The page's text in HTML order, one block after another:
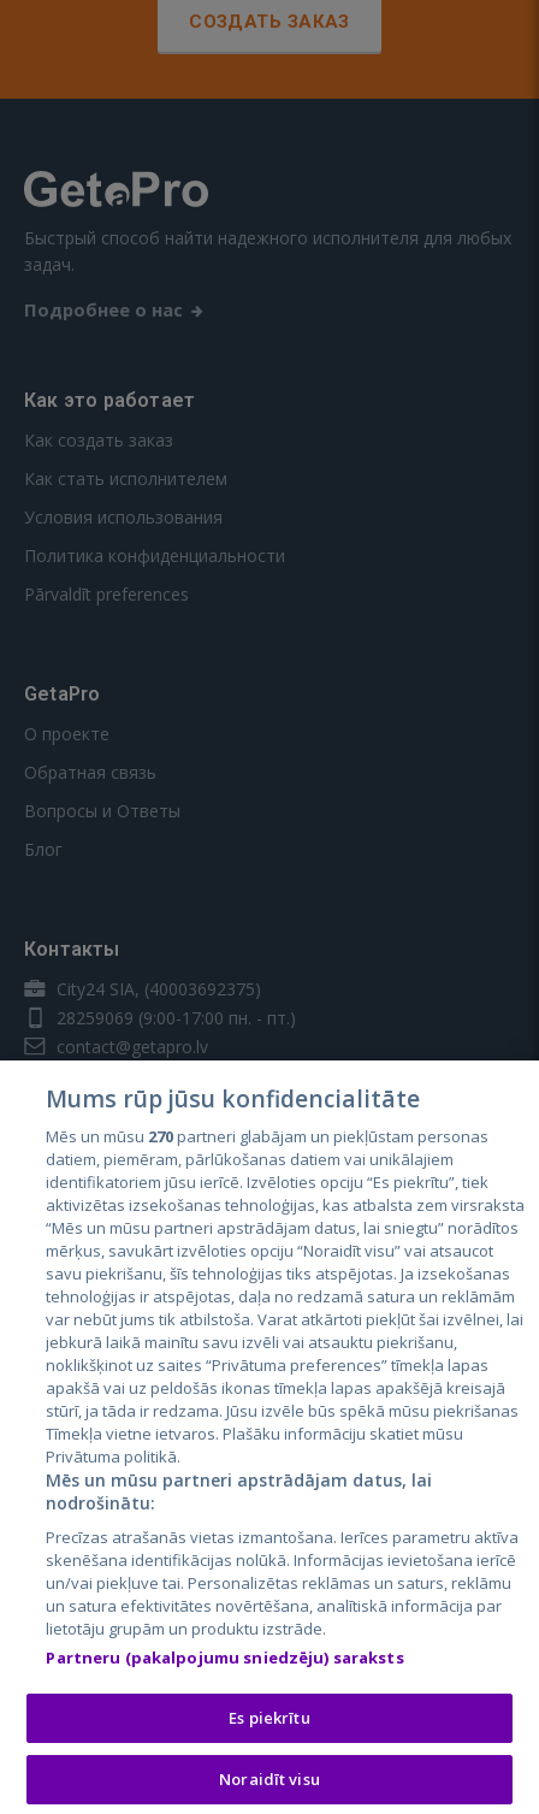
СОЗДАТЬ ЗАКАЗ
Быстрый способ найти надежного исполнителя для любых
задач.
Подробнее о нас
Как это работает
Как создать заказ
Как стать исполнителем
Условия использования
Политика конфиденциальности
Pārvaldīt preferences
GetaPro
О проекте
Обратная связь
Вопросы и Ответы
Блог
Контакты
City24 SIA, (40003692375)
28259069 (9:00-17:00 пн. - пт.)
contact@getapro.lv
Страны
Эстония
Латвия
Литва
City24.lv
City24.ee
GetaPro.lv
GetaPro.ee
Skelbiu.lt
Autoplius.lt
Aruodas.lt
CVbankas.lt
Kainos.lt
Paslaugos.lt
auto24.ee
Osta.ee
KuldneBörs.ee
Mums rūp jūsu konfidencialitāte
Mēs un mūsu 270partneri glabājam un piekļūstam personas
datiem, piemēram, pārlūkošanas datiem vai unikālajiem
identifikatoriem jūsu ierīcē. Izvēloties opciju “Es piekrītu”, tiek
aktivizētas izsekošanas tehnoloģijas, kas atbalsta zem virsraksta
“Mēs un mūsu partneri apstrādājam datus, lai sniegtu” norādītos
mērķus, savukārt izvēloties opciju “Noraidīt visu” vai atsaucot
savu piekrišanu, šīs tehnoloģijas tiks atspējotas. Ja izsekošanas
tehnoloģijas ir atspējotas, daļa no redzamā satura un reklāmām
var nebūt jums tik atbilstoša. Varat atkārtoti piekļūt šai izvēlnei, lai
jebkurā laikā mainītu savu izvēli vai atsauktu piekrišanu,
noklikšķinot uz saites “Privātuma preferences” tīmekļa lapas
apakšā vai uz peldošās ikonas tīmekļa lapas apakšējā kreisajā
stūrī, ja tāda ir redzama. Jūsu izvēle būs spēkā mūsu piekrišanas
Tīmekļa vietne ietvaros. Plašāku informāciju skatiet mūsu
Privātuma politikā.
Mēs un mūsu partneri apstrādājam datus, lai
nodrošinātu:
Precīzas atrašanās vietas izmantošana. Ierīces parametru aktīva
skenēšana identifikācijas nolūkā. Informācijas ievietošana ierīcē
un/vai piekļuve tai. Personalizētas reklāmas un saturs, reklāmu
un satura efektivitātes novērtēšana, analītiskā informācija par
lietotāju grupām un produktu izstrāde.
Partneru (pakalpojumu sniedzēju) saraksts
Es piekrītu
Noraidīt visu